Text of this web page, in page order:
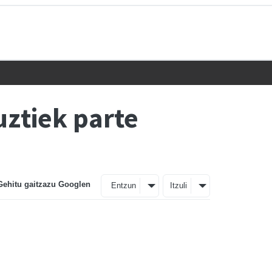
parte
gaitzazu Googlen Entzun Itzuli